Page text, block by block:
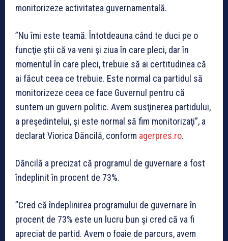
monitorizeze activitatea guvernamentală.
”Nu îmi este teamă. Întotdeauna când te duci pe o
funcţie ştii că va veni şi ziua în care pleci, dar în
momentul în care pleci, trebuie să ai certitudinea că
ai făcut ceea ce trebuie. Este normal ca partidul să
monitorizeze ceea ce face Guvernul pentru că
suntem un guvern politic. Avem susţinerea partidului,
a preşedintelui, şi este normal să fim monitorizaţi”, a
declarat Viorica Dăncilă, conform agerpres.ro.
Dăncilă a precizat că programul de guvernare a fost
îndeplinit în procent de 73%.
”Cred că îndeplinirea programului de guvernare în
procent de 73% este un lucru bun şi cred că va fi
apreciat de partid. Avem o foaie de parcurs, avem